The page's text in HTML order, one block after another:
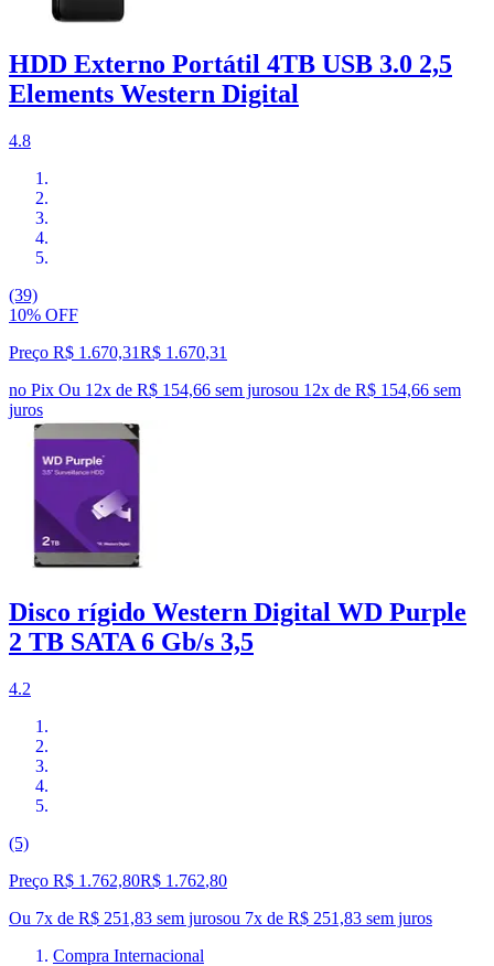
HDD Externo Portátil 4TB USB 3.0 2,5
Elements Western Digital
4.8
(39)
10% OFF
Preço R$ 1.670,31R$ 1.670,31
no Pix Ou 12x de R$ 154,66 sem jurosou 12x de R$ 154,66 sem
juros
Disco rígido Western Digital WD Purple
2 TB SATA 6 Gb/s 3,5
4.2
(5)
Preço R$ 1.762,80R$ 1.762,80
Ou 7x de R$ 251,83 sem jurosou 7x de R$ 251,83 sem juros
Compra Internacional